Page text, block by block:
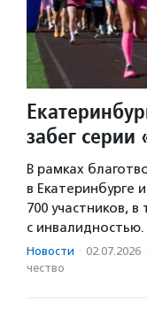
забег серии
В рамках
в
700 участников,
с инвалидностью.
Новости · 02.07.2026 ·
чест­во